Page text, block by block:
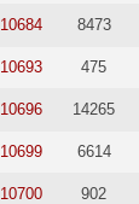
10684 8473
10693 475
10696 14265
10699 6614
10700 902